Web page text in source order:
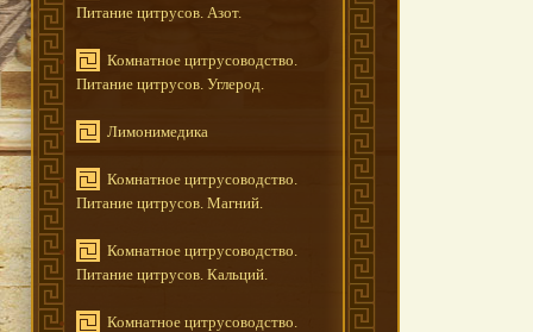
Питание цитрусов. Азот.
Комнатное цитрусоводство.
Питание цитрусов. Углерод.
Лимонимедика
Комнатное цитрусоводство.
Питание цитрусов. Магний.
Комнатное цитрусоводство.
Питание цитрусов. Кальций.
Комнатное цитрусоводство.